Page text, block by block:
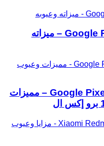
سعر ومواصفات Google Pixel 10 Pro – ميزاته
سعر ومواصفات Google Pixel 10 Pro XL – مميزات